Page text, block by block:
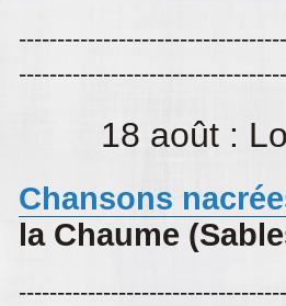
18 août :
Chansons
la Chaume